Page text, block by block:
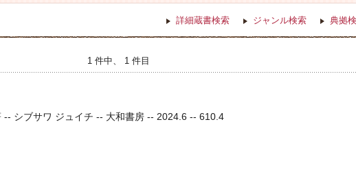
詳細蔵書検索 ジャンル検索 典拠
1 件中、 1 件目
-- シブサワ ジュイチ -- 大和書房 -- 2024.6 -- 610.4